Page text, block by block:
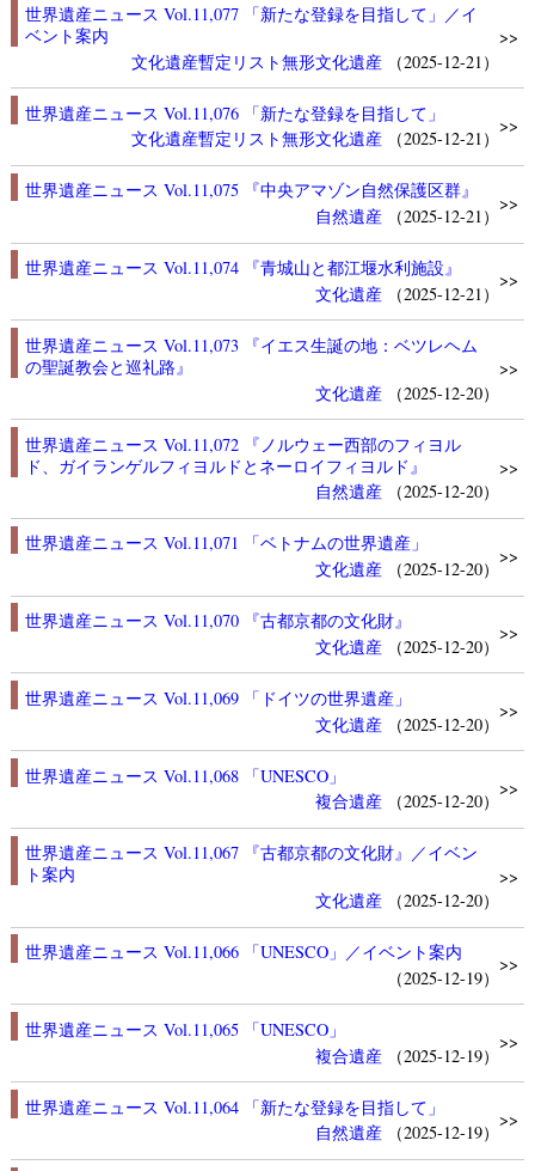
世界遺産ニュース Vol.11,077 「新たな登録を目指して」／イ
ベント案内
文化遺産暫定リスト無形文化遺産 （2025-12-21）
>>
世界遺産ニュース Vol.11,076 「新たな登録を目指して」
文化遺産暫定リスト無形文化遺産 （2025-12-21）
>>
世界遺産ニュース Vol.11,075 『中央アマゾン自然保護区群』
自然遺産
（2025-12-21）
>>
世界遺産ニュース Vol.11,074 『青城山と都江堰水利施設』
文化遺産
（2025-12-21）
>>
世界遺産ニュース Vol.11,073 『イエス生誕の地：ベツレヘム
の聖誕教会と巡礼路』
文化遺産
（2025-12-20）
>>
世界遺産ニュース Vol.11,072 『ノルウェー西部のフィヨル
ド、ガイランゲルフィヨルドとネーロイフィヨルド』
自然遺産
（2025-12-20）
>>
世界遺産ニュース Vol.11,071 「ベトナムの世界遺産」
文化遺産
（2025-12-20）
>>
世界遺産ニュース Vol.11,070 『古都京都の文化財』
文化遺産
（2025-12-20）
>>
世界遺産ニュース Vol.11,069 「ドイツの世界遺産」
文化遺産
（2025-12-20）
>>
世界遺産ニュース Vol.11,068 「UNESCO」
複合遺産
（2025-12-20）
>>
世界遺産ニュース Vol.11,067 『古都京都の文化財』／イベン
ト案内
文化遺産
（2025-12-20）
>>
世界遺産ニュース Vol.11,066 「UNESCO」／イベント案内
（2025-12-19）
>>
世界遺産ニュース Vol.11,065 「UNESCO」
複合遺産
（2025-12-19）
>>
世界遺産ニュース Vol.11,064 「新たな登録を目指して」
自然遺産
（2025-12-19）
>>